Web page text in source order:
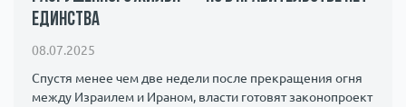
Происшествия
Армия
единства
08.07.2025
Спустя менее чем две недели после прекращения огня
между Израилем и Ираном, власти готовят законопроект